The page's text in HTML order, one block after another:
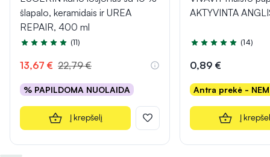
šlapalo, keramidais ir UREA
REPAIR, 400 ml
Įvertinimas 5.0 iš 5
(11)
13,67 € 22,79 €
% PAPILDOMA NUOLAIDA
Į krepšelį
AKTYVINTA
Įvertinimas 5.0 iš 5
(14)
0,89 €
Antra prekė -
Į